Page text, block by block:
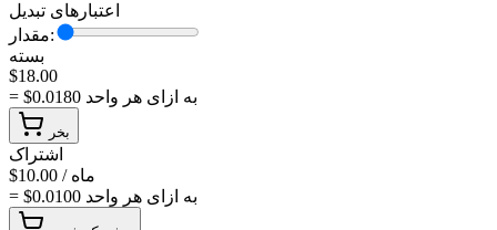
اعتبارهای تبدیل
مقدار:
بسته
$18.00
= $0.0180 به ازای هر واحد
بخر
اشتراک
$10.00
/ ماه
= $0.0100 به ازای هر واحد